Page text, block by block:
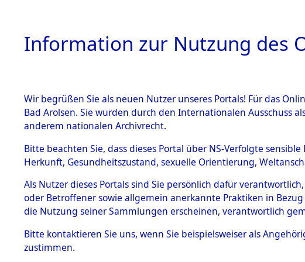
HOME
BESTÄNDE
Inhaftierungsdoku
mente
5. Verschiedenes
Todesmärsche
5.3.1 Alliierte
Ermittlungen
→0058
Information zur Nutzung des
Wir begrüßen Sie als neuen Nutzer unseres Portals! Für das
Bad Arolsen. Sie wurden durch den Internationalen Ausschuss
anderem nationalen Archivrecht.
Bitte beachten Sie, dass dieses Portal über NS-Verfolgte
Herkunft, Gesundheitszustand, sexuelle Orientierung,
Als Nutzer dieses Portals sind Sie persönlich dafür
oder Betroffener sowie allgemein anerkannte Praktiken in
die Nutzung seiner Sammlungen erscheinen, verantwortlich
Bitte kontaktieren Sie uns, wenn Sie beispielsweiser als
zustimmen.